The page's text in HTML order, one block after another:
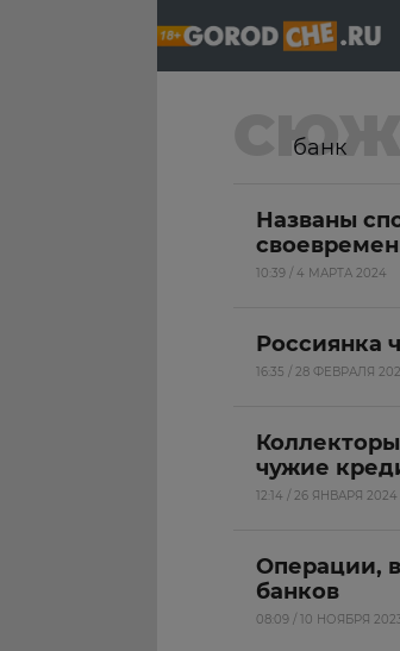
банк
Названы
10:39 / 4 МАРТА 2024
Россиянка
16:35 / 28 ФЕВРАЛЯ
чужие
12:14 / 26 ЯНВАРЯ 2024
Операции,
банков
08:09 / 10 НОЯБРЯ